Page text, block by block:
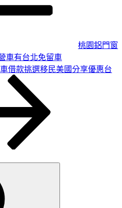
桃園鋁門窗
車有台北免留車
借款挑選移民美國分享優惠台